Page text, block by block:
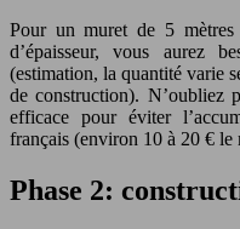
Pour un muret de 5
d’épaisseur, vous aurez
(estimation, la quantité varie
de construction). N’oubliez
efficace pour éviter
français (environ 10 à 20 € le
Phase 2: